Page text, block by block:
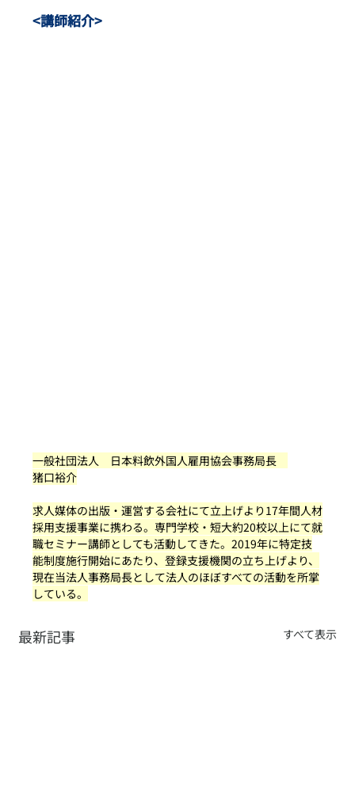
<講師紹介>
一般社団法人　日本料飲外国人雇用協会事務局長
猪口裕介
求人媒体の出版・運営する会社にて立上げより17年間人材
採用支援事業に携わる。専門学校・短大約20校以上にて就
職セミナー講師としても活動してきた。2019年に特定技
能制度施行開始にあたり、登録支援機関の立ち上げより、
現在当法人事務局長として法人のほぼすべての活動を所掌
している。
最新記事 すべて表示